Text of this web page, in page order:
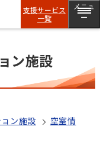
支援サービス
一覧
メニュ
ー
ン施設
ン施設
空室情